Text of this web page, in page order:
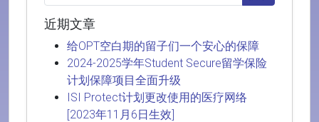
近期文章
给OPT空白期的留子们一个安心的保障
2024-2025学年Student Secure留学保险
计划保障项目全面升级
ISI Protect计划更改使用的医疗网络
[2023年11月6日生效]